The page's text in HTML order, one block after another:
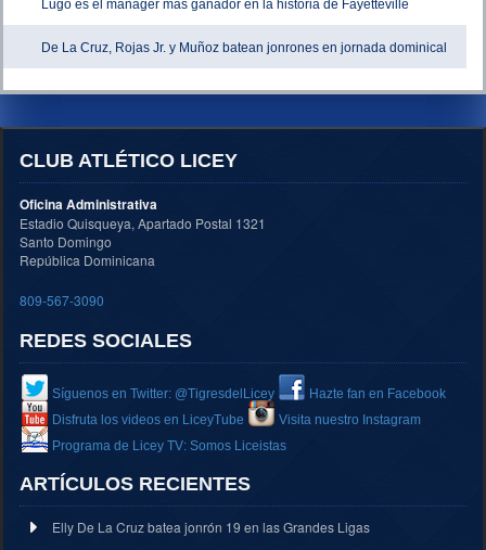
Lugo es el manager más ganador en la historia de Fayetteville
De La Cruz, Rojas Jr. y Muñoz batean jonrones en jornada dominical
CLUB ATLÉTICO LICEY
Oficina Administrativa
Estadio Quisqueya, Apartado Postal 1321
Santo Domingo
República Dominicana
809-567-3090
REDES SOCIALES
Síguenos en Twitter: @TigresdelLicey
Hazte fan en Facebook
Disfruta los videos en LiceyTube
Visita nuestro Instagram
Programa de Licey TV: Somos Liceistas
ARTÍCULOS RECIENTES
Elly De La Cruz batea jonrón 19 en las Grandes Ligas